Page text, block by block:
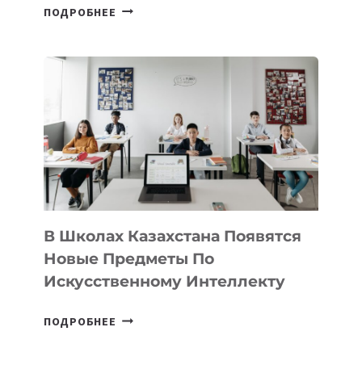
ПОДРОБНЕЕ ОТКРЫТ
DEAL
VELOCITY
BY
MOST
—
МЕЖДУНАРОДНУЮ
ПРОГРАММУ
ДЛЯ
ТЕХНОЛОГИЧЕСКИХ
В Школах Казахстана Появятся
Новые Предметы По
Искусственному Интеллекту
ПОДРОБНЕЕ В